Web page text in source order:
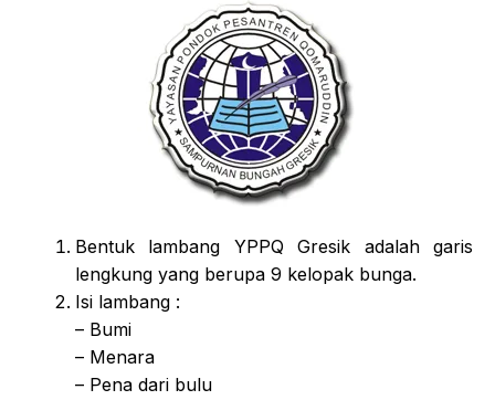
Bentuk lambang YPPQ Gresik adalah garis
lengkung yang berupa 9 kelopak bunga.
Isi lambang :
– Bumi
– Menara
– Pena dari bulu